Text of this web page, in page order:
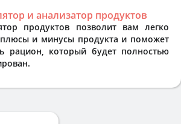
и анализатор продуктов
продуктов позволит вам легко
плюсы и минусы продукта и поможет
рацион, который будет полностью